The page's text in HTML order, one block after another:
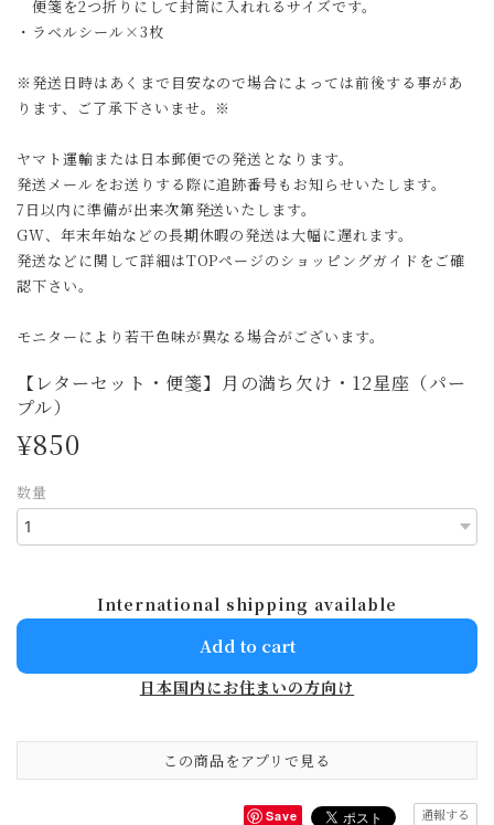
便箋を2つ折りにして封筒に入れれるサイズです。
・ラベルシール×3枚
※発送日時はあくまで目安なので場合によっては前後する事があ
ります、ご了承下さいませ。※
ヤマト運輸または日本郵便での発送となります。
発送メールをお送りする際に追跡番号もお知らせいたします。
7日以内に準備が出来次第発送いたします。
GW、年末年始などの長期休暇の発送は大幅に遅れます。
発送などに関して詳細はTOPページのショッピングガイドをご確
認下さい。
モニターにより若干色味が異なる場合がございます。
【レターセット・便箋】月の満ち欠け・12星座（パー
プル）
¥850
数量
International shipping available
Add to cart
日本国内にお住まいの方向け
この商品をアプリで見る
Save 通報する